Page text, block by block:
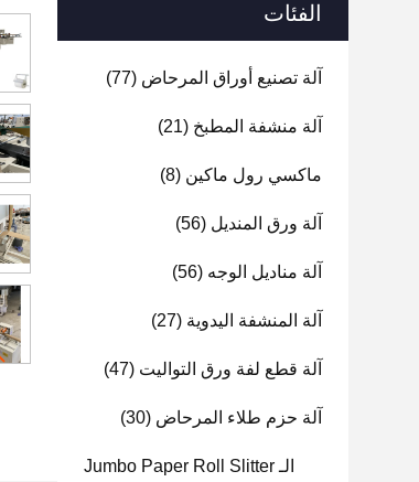
الفئات
آلة تصنيع أوراق المرحاض (77)
آلة منشفة المطبخ (21)
ماكسي رول ماكين (8)
آلة ورق المنديل (56)
آلة مناديل الوجه (56)
آلة المنشفة اليدوية (27)
آلة قطع لفة ورق التواليت (47)
آلة حزم طلاء المرحاض (30)
الـ Jumbo Paper Roll Slitter